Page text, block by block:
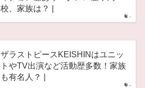
–
校、家族は？ |
–
ザラストピースKEISHINはユニッ
トやTV出演など活動歴多数！家族
も有名人？ |